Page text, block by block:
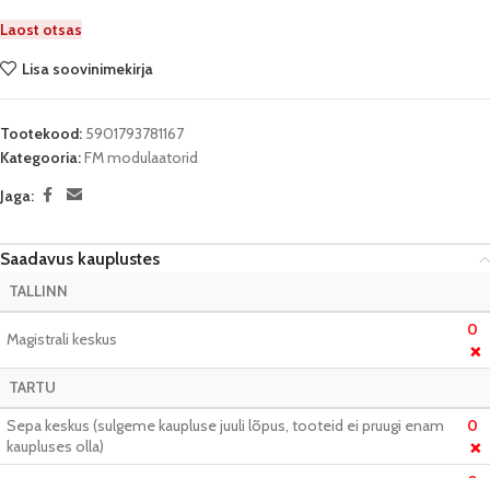
Laost otsas
Lisa soovinimekirja
Tootekood: 5901793781167
Kategooria:FM modulaatorid
Jaga:
Saadavus kauplustes
TALLINN
Magistrali keskus 0
❌
TARTU
Sepa keskus (sulgeme kaupluse juuli lõpus, tooteid ei pruugi enam
kaupluses olla)
0
❌